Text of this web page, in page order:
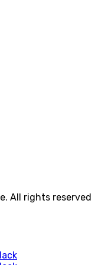
All rights reserved